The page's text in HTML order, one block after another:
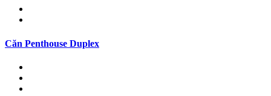
Căn Penthouse Duplex